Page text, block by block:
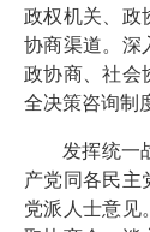
政权机关、政
协商渠道。深
政协商、社会
全决策咨询制
发挥统一
产党同各民主
党派人士意见